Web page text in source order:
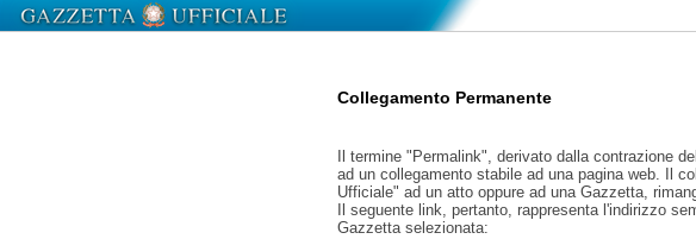
Collegamento Permanente
Il termine "Permalink", derivato dalla contrazione
ad un collegamento stabile ad una pagina web. Il
Ufficiale" ad un atto oppure ad una Gazzetta,
Il seguente link, pertanto, rappresenta l'indirizzo
Gazzetta selezionata: